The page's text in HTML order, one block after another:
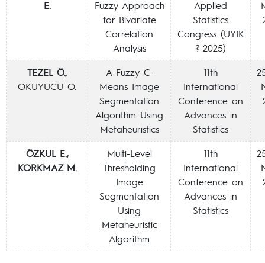
E.
Fuzzy Approach
for Bivariate
Correlation
Analysis
Applied
Statistics
Congress (UYİK
? 2025)
TEZEL Ö.,
OKUYUCU O.
A Fuzzy C-
Means Image
Segmentation
Algorithm Using
Metaheuristics
11th
International
Conference on
Advances in
Statistics
ÖZKUL E.,
KORKMAZ M.
Multi-Level
Thresholding
Image
Segmentation
Using
Metaheuristic
Algorithm
11th
International
Conference on
Advances in
Statistics